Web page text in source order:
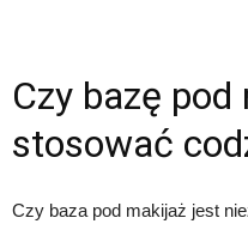
Czy bazę
stosować
Czy baza pod makijaż jest